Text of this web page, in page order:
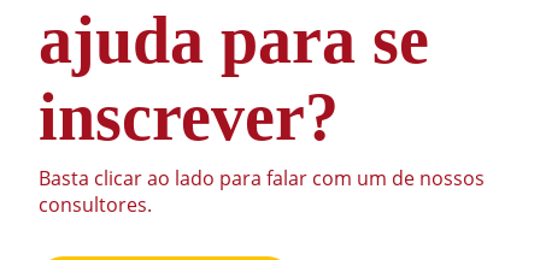
ajuda para se
inscrever?
Basta clicar ao lado para falar com um de nossos
consultores.